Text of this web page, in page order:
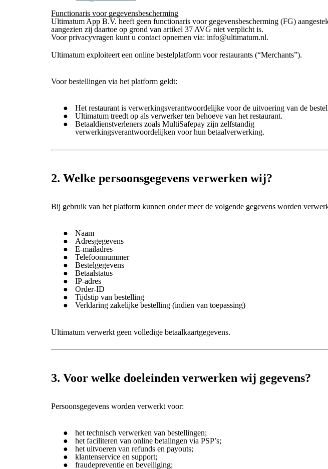
Functionaris voor gegevensbescherming
Ultimatum App B.V. heeft geen functionaris voor gegevensbescherming (FG)
aangezien zij daartoe op grond van artikel 37 AVG niet verplicht is.
Voor privacyvragen kunt u contact opnemen via: info@ultimatum.nl.
Ultimatum exploiteert een online bestelplatform voor restaurants (“Merchants”).
Voor bestellingen via het platform geldt:
Het restaurant is verwerkingsverantwoordelijke voor de uitvoering van de
Ultimatum treedt op als verwerker ten behoeve van het restaurant.
Betaaldienstverleners zoals MultiSafepay zijn zelfstandig
verwerkingsverantwoordelijken voor hun betaalverwerking.
2. Welke persoonsgegevens verwerken wij?
Bij gebruik van het platform kunnen onder meer de volgende gegevens worden
Naam
Adresgegevens
E-mailadres
Telefoonnummer
Bestelgegevens
Betaalstatus
IP-adres
Order-ID
Tijdstip van bestelling
Verklaring zakelijke bestelling (indien van toepassing)
Ultimatum verwerkt geen volledige betaalkaartgegevens.
3. Voor welke doeleinden verwerken wij gegevens?
Persoonsgegevens worden verwerkt voor:
het technisch verwerken van bestellingen;
het faciliteren van online betalingen via PSP’s;
het uitvoeren van refunds en payouts;
klantenservice en support;
fraudepreventie en beveiliging;